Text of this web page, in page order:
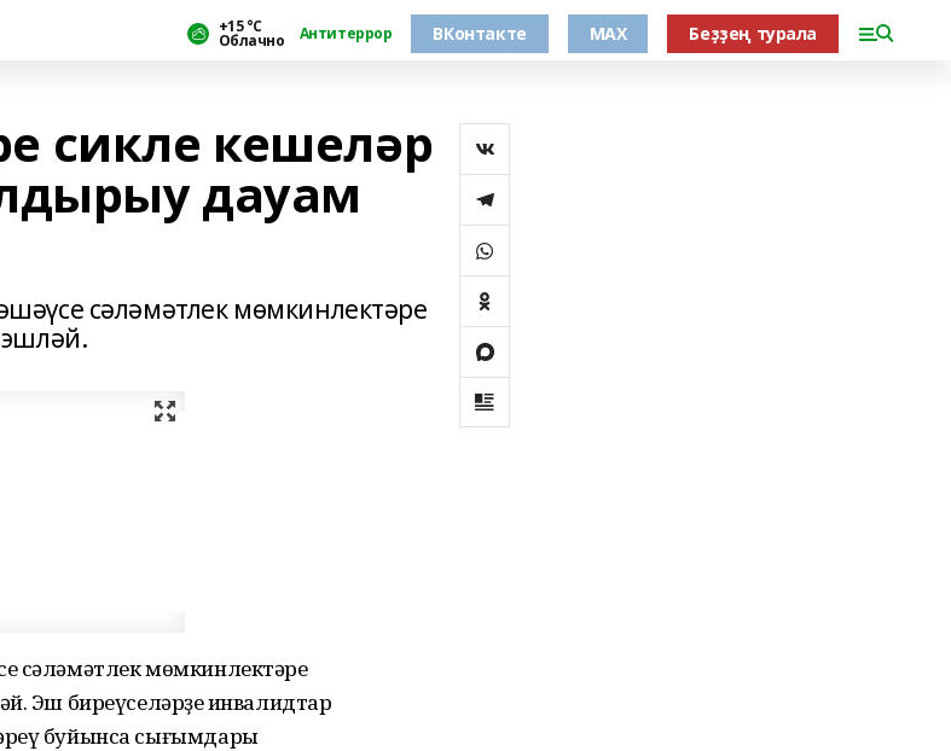
+15 °С
Облачно Антитеррор ВКонтакте MAX Беҙҙең турала
сикле кешеләр
дауам
сәләмәтлек мөмкинлектәре
сәләмәтлек мөмкинлектәре
Эш биреүселәрҙең инвалидтар
буйынса сығымдары